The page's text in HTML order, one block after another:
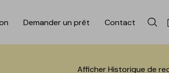
Demander un prêt Contact
AfficherHistorique de